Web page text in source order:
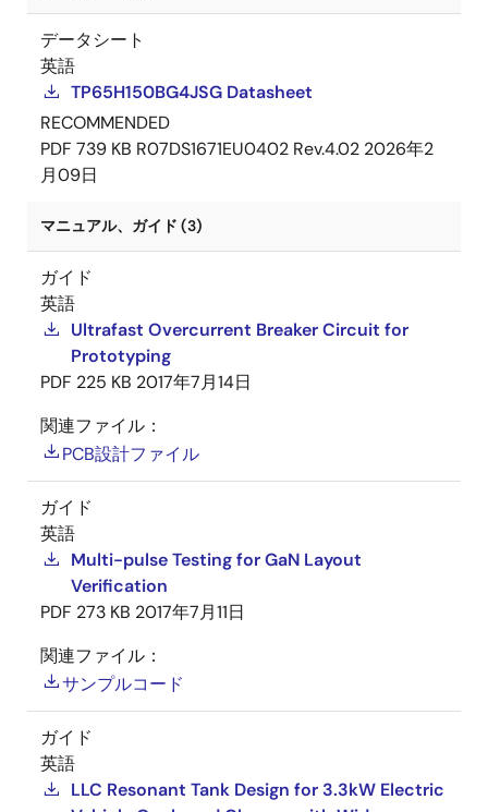
データシート
英語
TP65H150BG4JSG Datasheet
RECOMMENDED
PDF 739 KB R07DS1671EU0402 Rev.4.02 2026年2
月09日
マニュアル、ガイド (3)
ガイド
英語
Ultrafast Overcurrent Breaker Circuit for
Prototyping
PDF 225 KB 2017年7月14日
関連ファイル：
PCB設計ファイル
ガイド
英語
Multi-pulse Testing for GaN Layout
Verification
PDF 273 KB 2017年7月11日
関連ファイル：
サンプルコード
ガイド
英語
LLC Resonant Tank Design for 3.3kW Electric